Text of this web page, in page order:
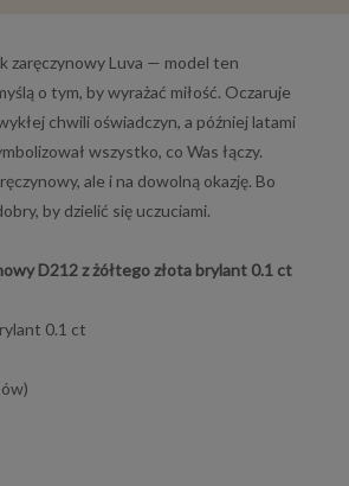
zaręczynowy Luva — model ten
o tym, by wyrażać miłość. Oczaruje
chwili oświadczyn, a później latami
wszystko, co Was łączy.
ale i na dowolną okazję. Bo
by dzielić się uczuciami.
D212 z żółtego złota brylant 0.1 ct
0.1 ct